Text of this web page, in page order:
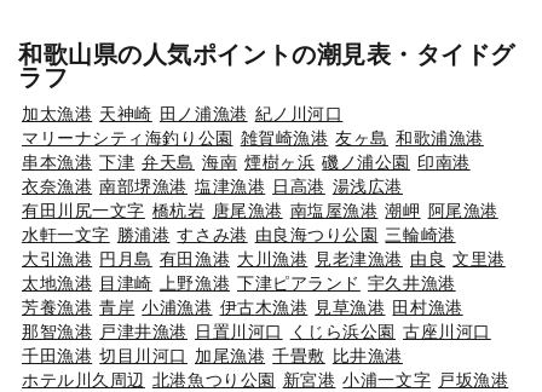
和歌山県の人気ポイントの潮見表・タイドグ
ラフ
加太漁港 天神崎 田ノ浦漁港 紀ノ川河口
マリーナシティ海釣り公園 雑賀崎漁港 友ヶ島 和歌浦漁港
串本漁港 下津 弁天島 海南 煙樹ヶ浜 磯ノ浦公園 印南港
衣奈漁港 南部堺漁港 塩津漁港 日高港 湯浅広港
有田川尻一文字 橋杭岩 唐尾漁港 南塩屋漁港 潮岬 阿尾漁港
水軒一文字 勝浦港 すさみ港 由良海つり公園 三輪崎港
大引漁港 円月島 有田漁港 大川漁港 見老津漁港 由良 文里港
太地漁港 目津崎 上野漁港 下津ピアランド 宇久井漁港
芳養漁港 青岸 小浦漁港 伊古木漁港 見草漁港 田村漁港
那智漁港 戸津井漁港 日置川河口 くじら浜公園 古座川河口
千田漁港 切目川河口 加尾漁港 千畳敷 比井漁港
ホテル川久周辺 北港魚つり公園 新宮港 小浦一文字 戸坂漁港